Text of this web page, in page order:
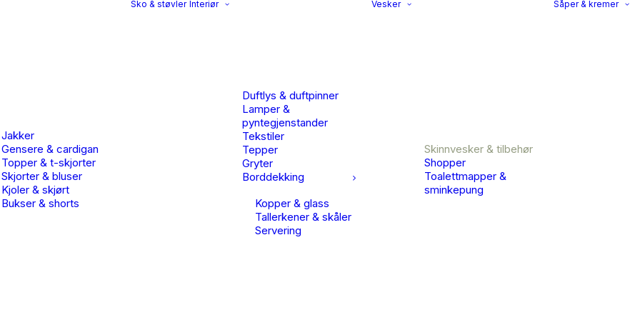
Jakker
Gensere & cardigan
Topper & t-skjorter
Skjorter & bluser
Kjoler & skjørt
Bukser & shorts
Sko & støvler Interiør
Duftlys & duftpinner
Lamper &
pyntegjenstander
Tekstiler
Tepper
Gryter
Borddekking
Kopper & glass
Tallerkener & skåler
Servering
Vesker
Skinnvesker & tilbehør
Shopper
Toalettmapper &
sminkepung
Såper & kremer